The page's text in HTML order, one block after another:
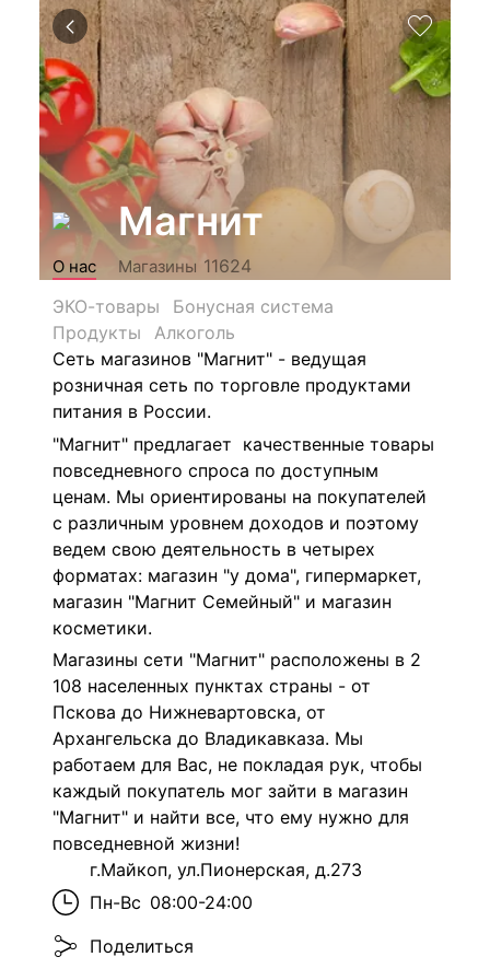
Магнит
О нас Магазины 11624
ЭКО-товары
Бонусная система
Продукты
Алкоголь
Сеть магазинов "Магнит" - ведущая
розничная сеть по торговле продуктами
питания в России.
"Магнит" предлагает качественные товары
повседневного спроса по доступным
ценам. Мы ориентированы на покупателей
с различным уровнем доходов и поэтому
ведем свою деятельность в четырех
форматах: магазин "у дома", гипермаркет,
магазин "Магнит Семейный" и магазин
косметики.
Магазины сети "Магнит" расположены в 2
108 населенных пунктах страны - от
Пскова до Нижневартовска, от
Архангельска до Владикавказа. Мы
работаем для Вас, не покладая рук, чтобы
каждый покупатель мог зайти в магазин
"Магнит" и найти все, что ему нужно для
повседневной жизни!
г.Майкоп, ул.Пионерская, д.273
Пн-Вс 08:00-24:00
Поделиться